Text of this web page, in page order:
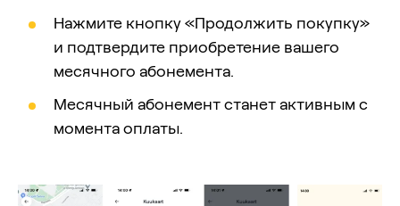
Нажмите кнопку «Продолжить покупку»
и подтвердите приобретение вашего
месячного абонемента.
Месячный абонемент станет активным с
момента оплаты.